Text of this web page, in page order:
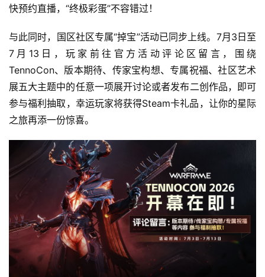
快预约直播，“终极彩蛋”不容错过！
与此同时，国区社区专属“掉宝”活动已同步上线。7月3日至
7月13日，玩家前往官方活动评论区留言，围绕
TennoCon、版本期待、传家宝构想、专属祝福、社区艺术
展五大主题中的任意一项展开讨论或者发布二创作品，即可
参与福利抽取，幸运玩家将获得Steam卡礼品，让你的星际
之旅再添一份惊喜。